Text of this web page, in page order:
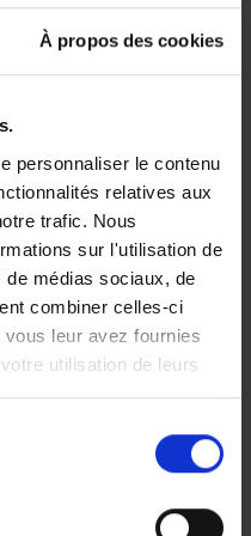
À propos des cookies
personnaliser le contenu
relatives aux
trafic. Nous
sur l'utilisation de
médias sociaux, de
combiner celles-ci
leur avez fournies
utilisation de leurs
in Financial
nom d’une directive
contient une série de
les clients des
certaines de ces
au secteur des
‘Twin Peaks II’.
des règles
et de
doivent prouver qu’ils
à leur client
connaissance ou